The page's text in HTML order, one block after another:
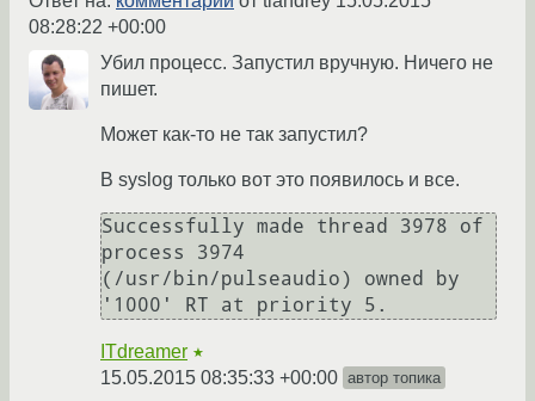
08:28:22 +00:00
Убил процесс. Запустил вручную. Ничего не
пишет.
Может как-то не так запустил?
В syslog только вот это появилось и все.
Successfully made thread 3978 of
process 3974
(/usr/bin/pulseaudio) owned by
ITdreamer ★
15.05.2015 08:35:33 +00:00 автор топика